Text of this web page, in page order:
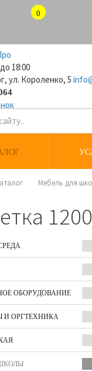
0
18:00
ул. Короленко, 5
Мебель для
ОБОРУДОВАНИЕ
И ОРГТЕХНИКА